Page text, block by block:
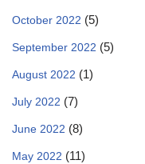
October 2022 (5)
September 2022 (5)
August 2022 (1)
July 2022 (7)
June 2022 (8)
May 2022 (11)